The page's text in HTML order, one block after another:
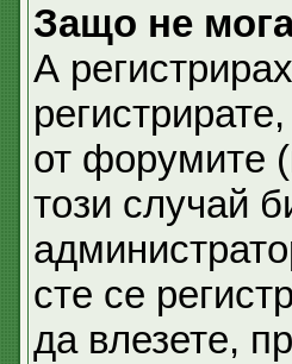
Защо не
А
от форумите
този случай
сте се
да влезете,